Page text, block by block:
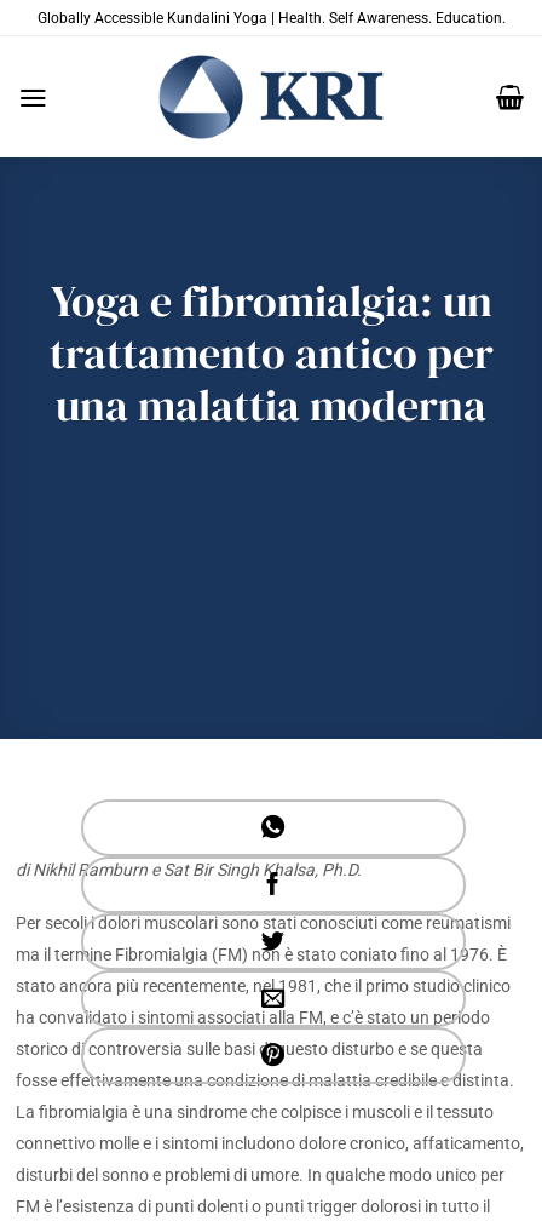
SaltaGlobally Accessible Kundalini Yoga | Health. Self Awareness. Education.
Yoga e fibromialgia: un
trattamento antico per
una malattia moderna
di Nikhil Ramburn e Sat Bir Singh Khalsa, Ph.D.
Per secoli i dolori muscolari sono stati conosciuti come reumatismi
ma il termine Fibromialgia (FM) non è stato coniato fino al 1976. È
stato ancora più recentemente, nel 1981, che il primo studio clinico
ha convalidato i sintomi associati alla FM, e c’è stato un periodo
storico di controversia sulle basi di questo disturbo e se questa
fosse effettivamente una condizione di malattia credibile e distinta.
La fibromialgia è una sindrome che colpisce i muscoli e il tessuto
connettivo molle e i sintomi includono dolore cronico, affaticamento,
disturbi del sonno e problemi di umore. In qualche modo unico per
FM è l’esistenza di punti dolenti o punti trigger dolorosi in tutto il